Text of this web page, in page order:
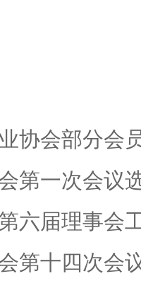
协会部分会
第一次会议
六届理事会
第十四次会